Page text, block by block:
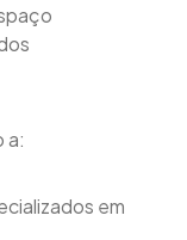
a:
em